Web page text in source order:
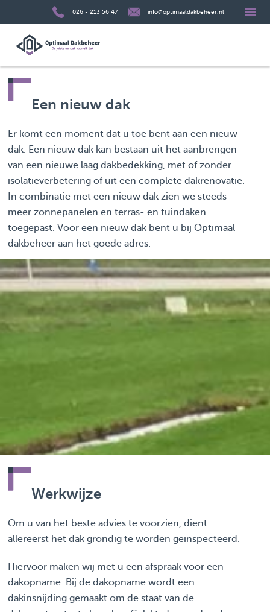
026 - 213 56 47 info@optimaaldakbeheer.nl
Een nieuw dak
Er komt een moment dat u toe bent aan een nieuw
dak. Een nieuw dak kan bestaan uit het aanbrengen
van een nieuwe laag dakbedekking, met of zonder
isolatieverbetering of uit een complete dakrenovatie.
In combinatie met een nieuw dak zien we steeds
meer zonnepanelen en terras- en tuindaken
toegepast. Voor een nieuw dak bent u bij Optimaal
dakbeheer aan het goede adres.
Werkwijze
Om u van het beste advies te voorzien, dient
allereerst het dak grondig te worden geïnspecteerd.
Hiervoor maken wij met u een afspraak voor een
dakopname. Bij de dakopname wordt een
dakinsnijding gemaakt om de staat van de